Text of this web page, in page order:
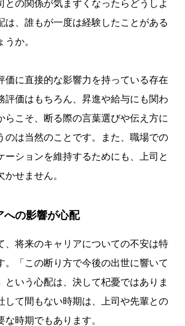
の関係が気まずくなったらどうしよ
は、誰もが一度は経験したことがある
か。
価に直接的な影響力を持っている存在
評価はもちろん、昇進や給与にも関わ
らこそ、断る際の言葉選びや伝え方に
のは当然のことです。また、職場での
ーションを維持するためにも、上司と
せません。
への影響が心配
、将来のキャリアについての不安は特
。「この断り方で今後の出世に響いて
という心配は、決して杞憂ではありま
して間もない時期は、上司や先輩との
な時期でもあります。